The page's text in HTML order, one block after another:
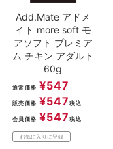
Add.Mate アドメ
イト more soft モ
アソフト プレミア
ム チキン アダルト
60g
通常価格 ¥547
販売価格 ¥547 税込
会員価格 ¥547 税込
お気に入りに登録